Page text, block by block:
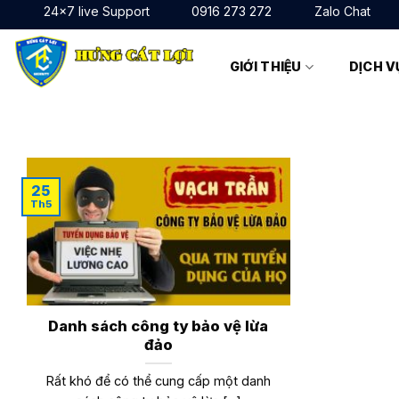
qua
nội
dung
24x7 live Support 0916 273 272 Zalo Chat
GIỚI THIỆU DỊCH
Danh sách công ty bảo vệ lừa
đảo
Rất khó để có thể cung cấp một danh
25
Th5